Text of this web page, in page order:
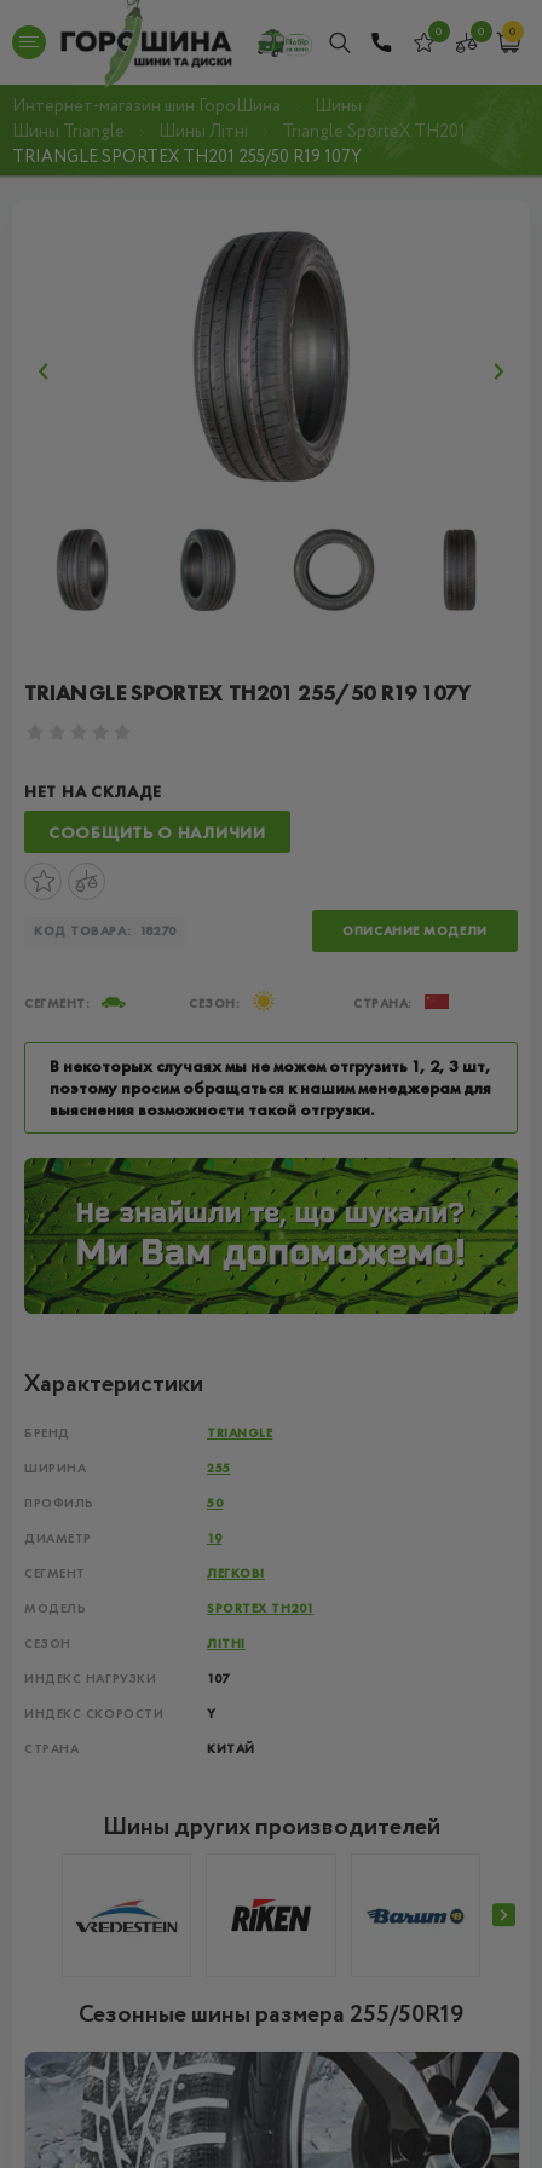
0 0 0
Интернет-магазин шин ГороШина
Шины
Шины Triangle
Шины Літні
Triangle SporteX TH201
TRIANGLE SPORTEX TH201 255/50 R19 107Y
TRIANGLE SPORTEX TH201 255/50 R19 107Y
НЕТ НА СКЛАДЕ
СООБЩИТЬ О НАЛИЧИИ
КОД ТОВАРА: 18270 ОПИСАНИЕ МОДЕЛИ
СЕГМЕНТ: СЕЗОН: СТРАНА:
В некоторых случаях мы не можем отгрузить 1, 2, 3 шт,
поэтому просим обращаться к нашим менеджерам для
выяснения возможности такой отгрузки.
Характеристики
БРЕНД TRIANGLE
ШИРИНА 255
ПРОФИЛЬ 50
ДИАМЕТР 19
СЕГМЕНТ ЛЕГКОВІ
МОДЕЛЬ SPORTEX TH201
СЕЗОН ЛІТНІ
ИНДЕКС НАГРУЗКИ 107
ИНДЕКС СКОРОСТИ Y
СТРАНА КИТАЙ
Шины других производителей
Сезонные шины размера 255/50R19